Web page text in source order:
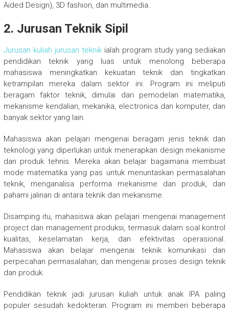
Aided Design), 3D fashion, dan multimedia.
2. Jurusan Teknik Sipil
Jurusan kuliah jurusan teknikialah program study yang sediakan
pendidikan teknik yang luas untuk menolong beberapa
mahasiswa meningkatkan kekuatan teknik dan tingkatkan
ketrampilan mereka dalam sektor ini. Program ini meliputi
beragam faktor teknik, dimulai dari pemodelan matematika,
mekanisme kendalian, mekanika, electronica dan komputer, dan
banyak sektor yang lain.
Mahasiswa akan pelajari mengenai beragam jenis teknik dan
teknologi yang diperlukan untuk menerapkan design mekanisme
dan produk tehnis. Mereka akan belajar bagaimana membuat
mode matematika yang pas untuk menuntaskan permasalahan
teknik, menganalisa performa mekanisme dan produk, dan
pahami jalinan di antara teknik dan mekanisme.
Disamping itu, mahasiswa akan pelajari mengenai management
project dan management produksi, termasuk dalam soal kontrol
kualitas, keselamatan kerja, dan efektivitas operasional.
Mahasiswa akan belajar mengenai teknik komunikasi dan
perpecahan permasalahan, dan mengenai proses design teknik
dan produk.
Pendidikan teknik jadi jurusan kuliah untuk anak IPA paling
populer sesudah kedokteran. Program ini memberi beberapa